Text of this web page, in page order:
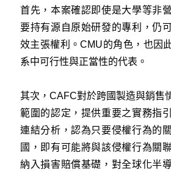
首先，本案確認即使是大學等非
要持有源自原始研發的專利，仍
效主張權利。CMU的角色，也因
系中可行性與正當性的代表。
其次，CAFC對於跨國製造與銷售
範圍的認定，提供重要之實務指
連結分析，認為只要侵權行為的
國，即有可能將與該侵權行為關
納入損害賠償基礎，對全球化半